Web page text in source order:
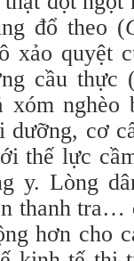
đổ theo (
xảo quyệt
cầu thực
xóm
dưỡng, cơ
thế lực
y. Lòng
thanh tra…
hơn cho